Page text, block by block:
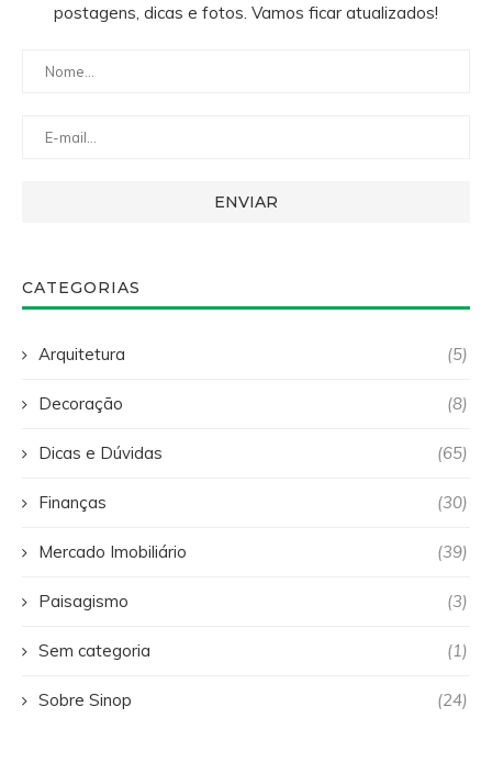
postagens, dicas e fotos. Vamos ficar atualizados!
CATEGORIAS
Arquitetura (5)
Decoração (8)
Dicas e Dúvidas (65)
Finanças (30)
Mercado Imobiliário (39)
Paisagismo (3)
Sem categoria (1)
Sobre Sinop (24)